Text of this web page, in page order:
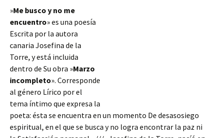
»Me busco y no me
encuentro» es una poesía
Escrita por la autora
canaria Josefina de la
Torre, y está incluida
dentro de Su obra »Marzo
incompleto». Corresponde
al género Lírico por el
tema íntimo que expresa la
poeta: ésta se encuentra en un momento De desasosiego
espiritual, en el que se busca y no logra encontrar la paz ni